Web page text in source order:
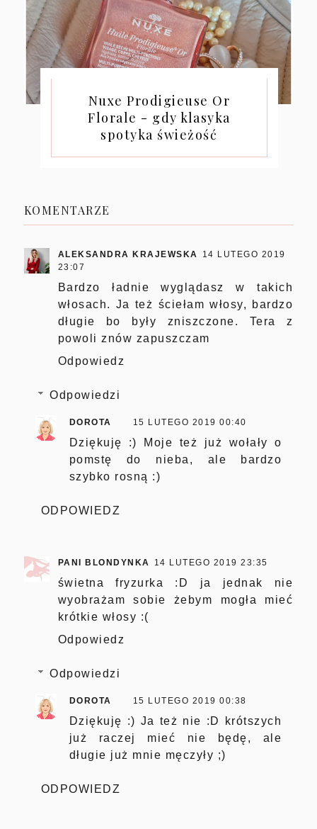
Nuxe Prodigieuse Or
Florale - gdy klasyka
spotyka świeżość
KOMENTARZE
ALEKSANDRA KRAJEWSKA
14 LUTEGO 2019
23:07
Bardzo ładnie wyglądasz w takich
włosach. Ja też ściełam włosy, bardzo
długie bo były zniszczone. Tera z
powoli znów zapuszczam
Odpowiedz
Odpowiedzi
DOROTA 15 LUTEGO 2019 00:40
Dziękuję :) Moje też już wołały o
pomstę do nieba, ale bardzo
szybko rosną :)
ODPOWIEDZ
PANI BLONDYNKA 14 LUTEGO 2019 23:35
świetna fryzurka :D ja jednak nie
wyobrażam sobie żebym mogła mieć
krótkie włosy :(
Odpowiedz
Odpowiedzi
DOROTA 15 LUTEGO 2019 00:38
Dziękuję :) Ja też nie :D krótszych
już raczej mieć nie będę, ale
długie już mnie męczyły ;)
ODPOWIEDZ